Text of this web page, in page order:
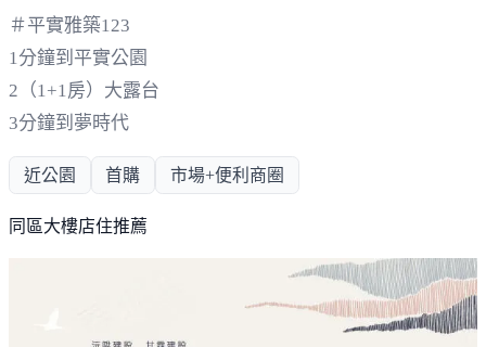
＃平實雅築123
1分鐘到平實公園
2（1+1房）大露台
3分鐘到夢時代
近公園 首購 市場+便利商圈
同區大樓店住推薦